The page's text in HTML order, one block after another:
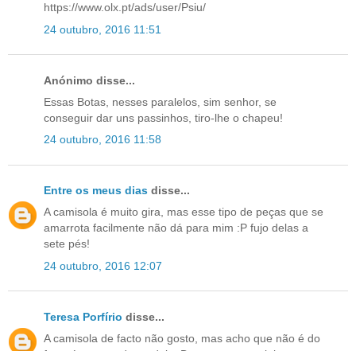
https://www.olx.pt/ads/user/Psiu/
24 outubro, 2016 11:51
Anónimo disse...
Essas Botas, nesses paralelos, sim senhor, se
conseguir dar uns passinhos, tiro-lhe o chapeu!
24 outubro, 2016 11:58
Entre os meus dias disse...
A camisola é muito gira, mas esse tipo de peças que se
amarrota facilmente não dá para mim :P fujo delas a
sete pés!
24 outubro, 2016 12:07
Teresa Porfírio disse...
A camisola de facto não gosto, mas acho que não é do